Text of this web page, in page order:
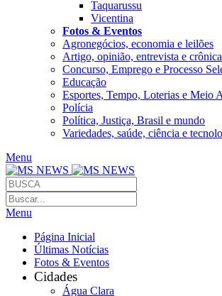
Taquarussu
Vicentina
Fotos & Eventos
Agronegócios, economia e leilões
Artigo, opinião, entrevista e crônica
Concurso, Emprego e Processo
Educação
Esportes, Tempo, Loterias e Meio
Polícia
Política, Justiça, Brasil e mundo
Variedades, saúde, ciência e
Menu
Menu
Página Inicial
Últimas Notícias
Fotos & Eventos
Cidades
Água Clara